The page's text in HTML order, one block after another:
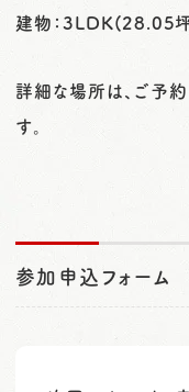
建物：3LDK(28.05
詳細な場所は、ご予
す。
参加申込フォーム